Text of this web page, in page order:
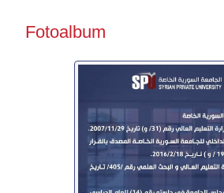
Fotoalbum